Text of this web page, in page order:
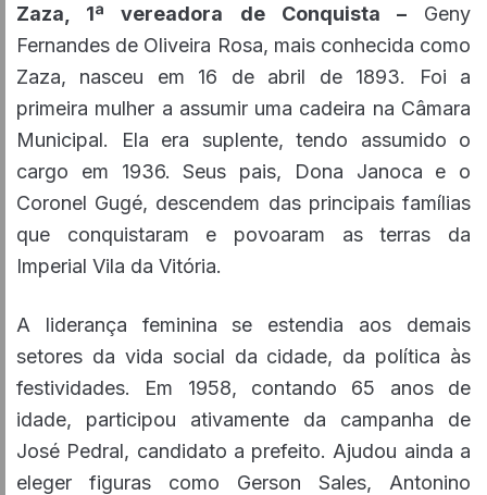
Zaza, 1ª vereadora de Conquista –Geny
Fernandes de Oliveira Rosa, mais conhecida como
Zaza, nasceu em 16 de abril de 1893. Foi a
primeira mulher a assumir uma cadeira na Câmara
Municipal. Ela era suplente, tendo assumido o
cargo em 1936. Seus pais, Dona Janoca e o
Coronel Gugé, descendem das principais famílias
que conquistaram e povoaram as terras da
Imperial Vila da Vitória.
A liderança feminina se estendia aos demais
setores da vida social da cidade, da política às
festividades. Em 1958, contando 65 anos de
idade, participou ativamente da campanha de
José Pedral, candidato a prefeito. Ajudou ainda a
eleger figuras como Gerson Sales, Antonino